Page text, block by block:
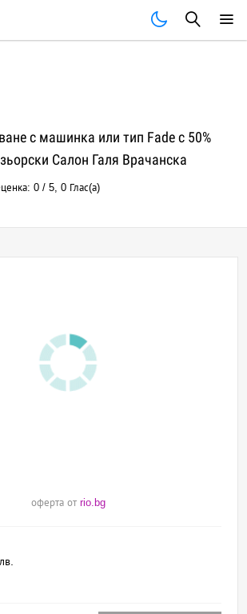
с машинка или тип Fade с 50%
Салон Галя Врачанска
0 /5,0 Глас(а)
оферта от rio.bg
лв.